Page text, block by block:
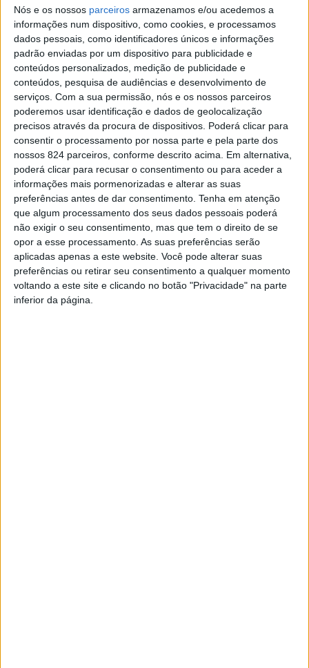
Nós e os nossos parceiros armazenamos e/ou acedemos a
informações num dispositivo, como cookies, e processamos
dados pessoais, como identificadores únicos e informações
padrão enviadas por um dispositivo para publicidade e
conteúdos personalizados, medição de publicidade e
conteúdos, pesquisa de audiências e desenvolvimento de
serviços. Com a sua permissão, nós e os nossos parceiros
poderemos usar identificação e dados de geolocalização
precisos através da procura de dispositivos. Poderá clicar para
consentir o processamento por nossa parte e pela parte dos
nossos 824 parceiros, conforme descrito acima. Em alternativa,
poderá clicar para recusar o consentimento ou para aceder a
informações mais pormenorizadas e alterar as suas
preferências antes de dar consentimento. Tenha em atenção
que algum processamento dos seus dados pessoais poderá
não exigir o seu consentimento, mas que tem o direito de se
opor a esse processamento. As suas preferências serão
aplicadas apenas a este website. Você pode alterar suas
preferências ou retirar seu consentimento a qualquer momento
voltando a este site e clicando no botão "Privacidade" na parte
inferior da página.
Agenda
Necrologia
Quinta-feira, 6 de Agosto de 2026
Últimas
Necrologia
Últimas
Necrologia
Assinar
📸Azeméis à (Má)